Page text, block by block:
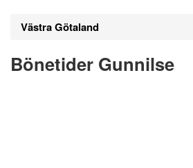
Västra Götaland
Bönetider Gunnilse